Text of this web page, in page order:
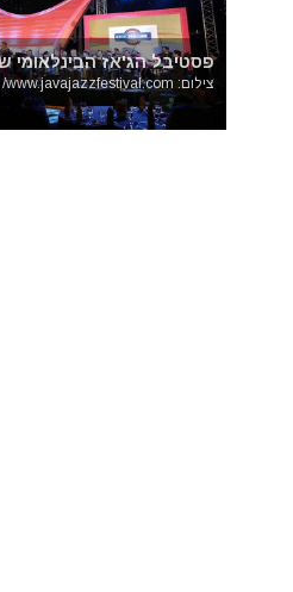
פסטיבל הג'אז הבינלאומי
צילום: www.javajazzfestival.com/